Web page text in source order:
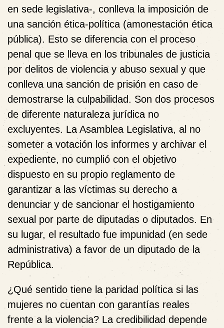
en sede legislativa-, conlleva la imposición de
una sanción ética-política (amonestación ética
pública). Esto se diferencia con el proceso
penal que se lleva en los tribunales de justicia
por delitos de violencia y abuso sexual y que
conlleva una sanción de prisión en caso de
demostrarse la culpabilidad. Son dos procesos
de diferente naturaleza jurídica no
excluyentes. La Asamblea Legislativa, al no
someter a votación los informes y archivar el
expediente, no cumplió con el objetivo
dispuesto en su propio reglamento de
garantizar a las víctimas su derecho a
denunciar y de sancionar el hostigamiento
sexual por parte de diputadas o diputados. En
su lugar, el resultado fue impunidad (en sede
administrativa) a favor de un diputado de la
República.
¿Qué sentido tiene la paridad política si las
mujeres no cuentan con garantías reales
frente a la violencia? La credibilidad depende